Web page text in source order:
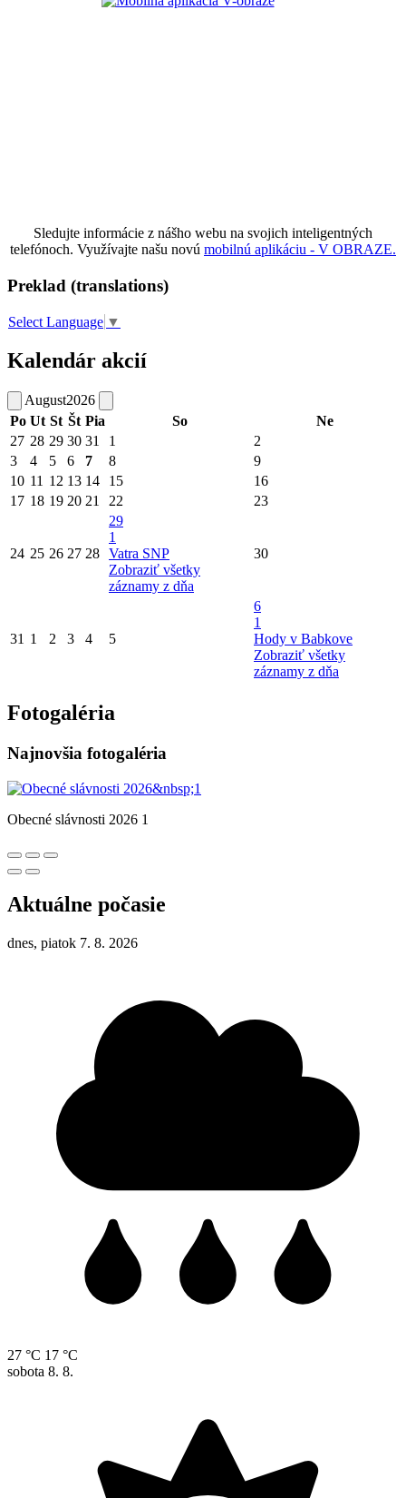
Sledujte informácie z nášho webu na svojich inteligentných
telefónoch. Využívajte našu novú mobilnú aplikáciu - V OBRAZE.
Preklad (translations)
Select Language ▼
Kalendár akcií
August2026
Po Ut St Št Pia So
Ne
27 28 29 30 31 1
2
3
4 5 6 7 8
9
10 11 12 13 14 15
16
17 18 19 20 21 22 23
24 25 26 27 28
29
1
Vatra SNP
Zobraziť všetky
záznamy z dňa
30
31 1 2 3 4 5
6
1
Hody v Babkove
Zobraziť všetky
záznamy z dňa
Fotogaléria
Najnovšia fotogaléria
Obecné slávnosti 2026 1
Aktuálne počasie
dnes, piatok 7. 8. 2026
27 °C 17 °C
sobota 8. 8.